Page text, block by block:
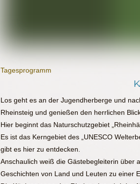
Tagesprogramm
Los geht es an der Jugendherberge und
Rheinsteig und genießen den herrlichen
Hier beginnt das Naturschutzgebiet
Es ist das Kerngebiet des „UNESCO
gibt es hier zu entdecken.
Anschaulich weiß die Gästebegleiterin über
Geschichten von Land und Leuten zu einer